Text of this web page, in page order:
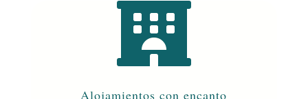

Alojamientos con encanto